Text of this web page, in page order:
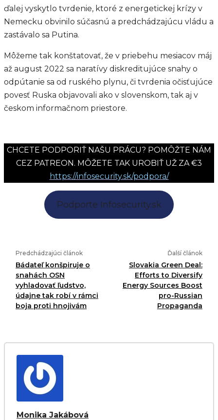
ďalej vyskytlo tvrdenie, ktoré z energetickej krízy v
Nemecku obvinilo súčasnú a predchádzajúcu vládu a
zastávalo sa Putina.
Môžeme tak konštatovať, že v priebehu mesiacov máj
až august 2022 sa naratívy diskreditujúce snahy o
odpútanie sa od ruského plynu, či tvrdenia očisťujúce
povesť Ruska objavovali ako v slovenskom, tak aj v
českom informačnom priestore.
CHCETE PODPORIŤ NAŠU PRÁCU? POMÔŽTE NÁM
CEZ PATREON. MÔŽETE TAK UROBIŤ UŽ ZA €3
https://infosecurity.sk/podpora/
Podporte Infosecurity.sk
Predchádzajúci článok
Bádateľ konšpiruje o
snahách OSN
vyhladovať ľudstvo,
údajne tak robí v rámci
boja proti hnojivám
Ďalší článok
Slovakia Green Deal:
Efforts to Diversify
Energy Sources Boost
pro-Russian
Propaganda
Monika Jakábová